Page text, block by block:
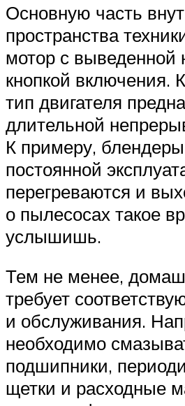
Основную часть
пространства
мотор с выведенной
кнопкой включения.
тип двигателя
длительной
К примеру,
постоянной
перегреваются и
о пылесосах такое
услышишь.
Тем не менее,
требует
и обслуживания.
необходимо
подшипники,
щетки и расходные